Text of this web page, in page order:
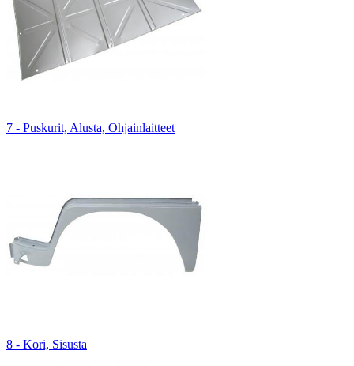
7 - Puskurit, Alusta, Ohjainlaitteet
8 - Kori, Sisusta